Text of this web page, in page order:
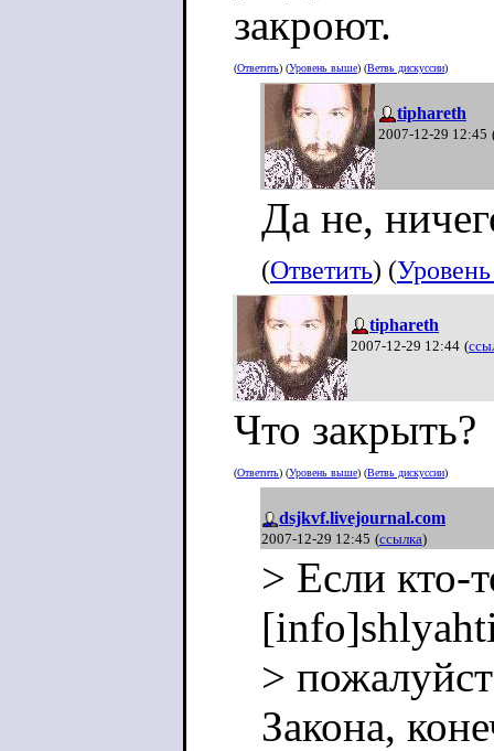
закроют.
(Ответить) (Уровень выше) (Ветвь дискуссии)
tiphareth
2007-12-29 12:45
Да не,
(Ответить) (
tiphareth
2007-12-29 12:44 (
Что закрыть?
(Ответить) (Уровень выше) (Ветвь дискуссии)
dsjkvf.livejournal.com
2007-12-29 12:45 (ссылка)
> Если кто-
>
Закона,